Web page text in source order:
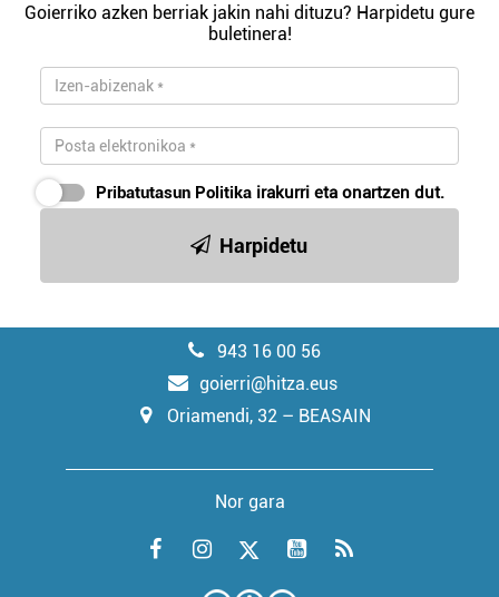
Goierriko azken berriak jakin nahi dituzu? Harpidetu gure
buletinera!
Pribatutasun Politika irakurri eta onartzen dut.
Harpidetu
943 16 00 56
goierri@hitza.eus
Oriamendi, 32 – BEASAIN
Nor gara